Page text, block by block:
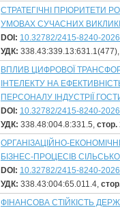
СТРАТЕГІЧНІ ПРІОРИТЕТИ
УМОВАХ СУЧАСНИХ
DOI: 10.32782/2415-8240-
УДК: 338.43:339.13:631.1(477),
ВПЛИВ ЦИФРОВОЇ
ІНТЕЛЕКТУ НА
ПЕРСОНАЛУ ІНДУСТРІЇ
DOI: 10.32782/2415-8240-
УДК: 338.48:004.8:331.5, стор.
ОРГАНІЗАЦІЙНО-
БІЗНЕС-ПРОЦЕСІВ
DOI: 10.32782/2415-8240-
УДК: 338.43:004:65.011.4,
ФІНАНСОВА СТІЙКІСТЬ